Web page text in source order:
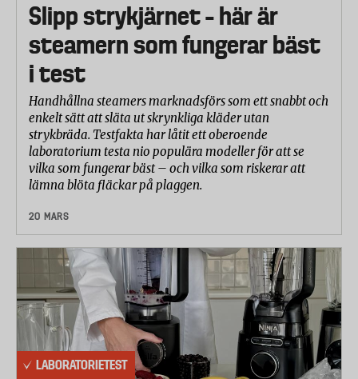
Slipp strykjärnet – här är
steamern som fungerar bäst
i test
Handhållna steamers marknadsförs som ett snabbt och
enkelt sätt att släta ut skrynkliga kläder utan
strykbräda. Testfakta har låtit ett oberoende
laboratorium testa nio populära modeller för att se
vilka som fungerar bäst – och vilka som riskerar att
lämna blöta fläckar på plaggen.
20 MARS
LABORATORIETEST